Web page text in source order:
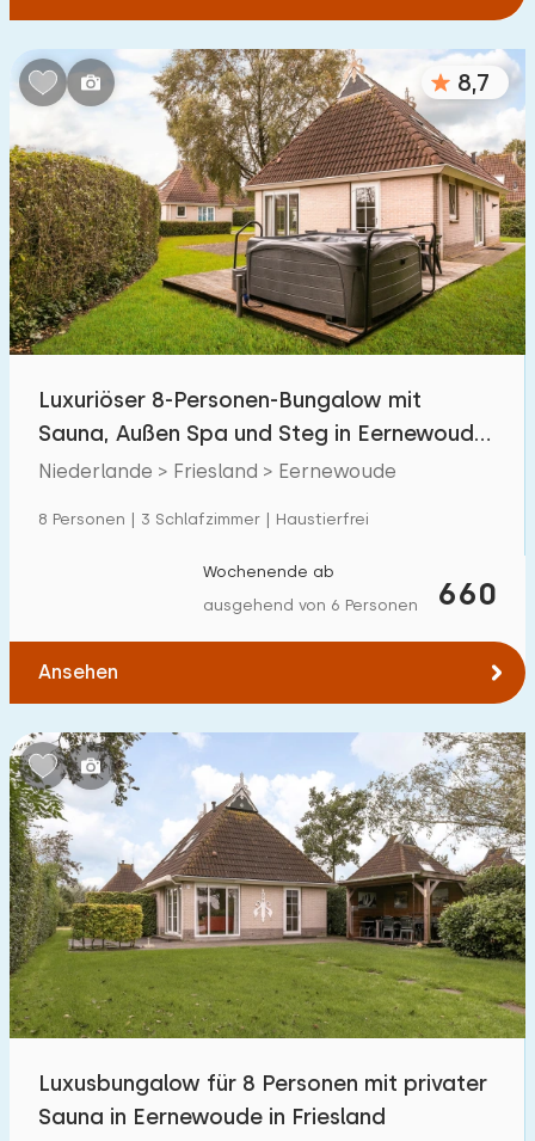
Zum Wasser(max. km):
5 10 20
Zu öffentlichen Verkehrsmitteln(max. km):
0,2 0,5 1 2 5
Unterkunft
Im Ferienpark
Einfamilienhaus
Ferienbauernhof
Tiny house
Kinderfreundlich
Kindermöbel 0
Eingezäunter Garten 0
Spielgeräte im Garten 0
Hallenbad 0
Freibad 0
Kinderanimation
Kindereinrichtungen im Park
8,7
Luxuriöser 8-Personen-Bungalow mit
Sauna, Außen Spa und Steg in Eernewoude
in Friesland
Niederlande > Friesland > Eernewoude
8 Personen | 3 Schlafzimmer | Haustierfrei
660
Wochenende ab
ausgehend von 6 Personen
Ansehen
Luxusbungalow für 8 Personen mit privater
Sauna in Eernewoude in Friesland